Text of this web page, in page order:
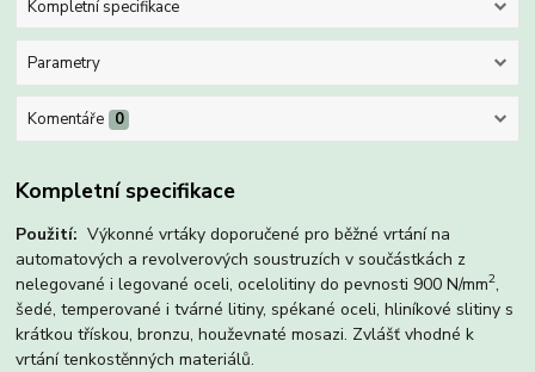
Kompletní specifikace
Parametry
Komentáře 0
Kompletní specifikace
Použití: Výkonné vrtáky doporučené pro běžné vrtání na
automatových a revolverových soustruzích v součástkách z
nelegované i legované oceli, ocelolitiny do pevnosti 900 N/mm2,
šedé, temperované i tvárné litiny, spékané oceli, hliníkové slitiny s
krátkou třískou, bronzu, houževnaté mosazi. Zvlášť vhodné k
vrtání tenkostěnných materiálů.